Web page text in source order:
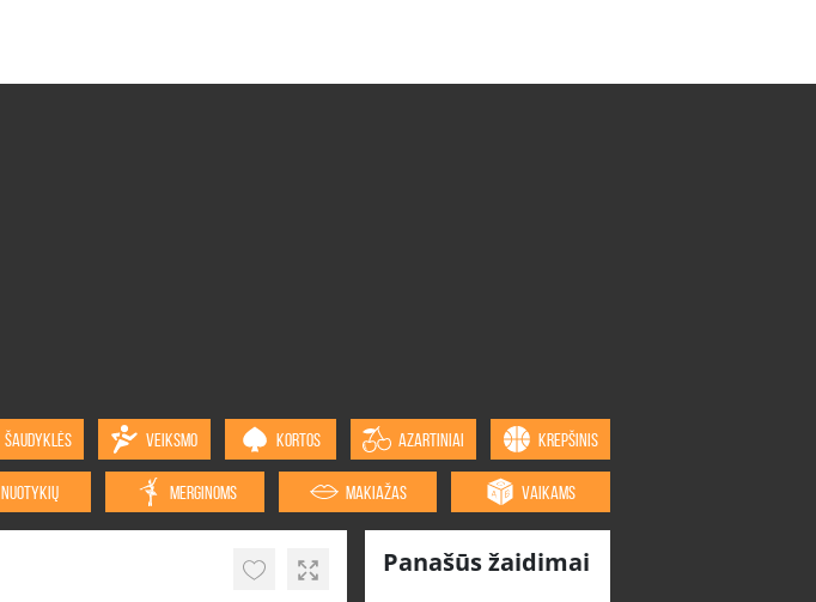
ŠAUDYKLĖS VEIKSMO KORTOS AZARTINIAI KREPŠINIS
NUOTYKIŲ MERGINOMS MAKIAŽAS VAIKAMS
Panašūs žaidimai